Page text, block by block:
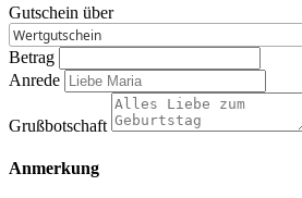
Gutschein über
Betrag
Anrede
Grußbotschaft
Anmerkung